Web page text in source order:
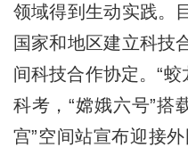
领域得到生动实践。
国家和地区建立科技
间科技合作协定。“
科考，“嫦娥六号”搭
宫”空间站宣布迎接